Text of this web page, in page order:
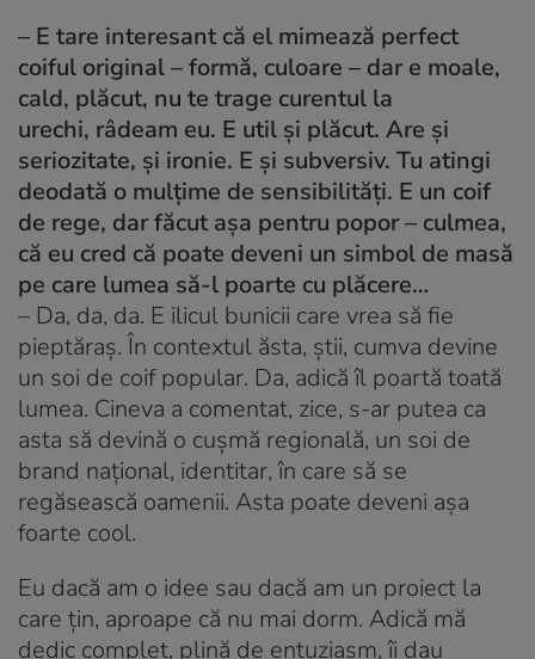
– E tare interesant că el mimează perfect
coiful original – formă, culoare – dar e moale,
cald, plăcut, nu te trage curentul la
urechi, râdeam eu. E util și plăcut. Are și
seriozitate, și ironie. E și subversiv. Tu atingi
deodată o mulțime de sensibilități. E un coif
de rege, dar făcut așa pentru popor – culmea,
că eu cred că poate deveni un simbol de masă
pe care lumea să-l poarte cu plăcere…
– Da, da, da. E ilicul bunicii care vrea să fie
pieptăraș. În contextul ăsta, știi, cumva devine
un soi de coif popular. Da, adică îl poartă toată
lumea. Cineva a comentat, zice, s-ar putea ca
asta să devină o cușmă regională, un soi de
brand național, identitar, în care să se
regăsească oamenii. Asta poate deveni așa
foarte cool.
Eu dacă am o idee sau dacă am un proiect la
care țin, aproape că nu mai dorm. Adică mă
dedic complet, plină de entuziasm, îi dau